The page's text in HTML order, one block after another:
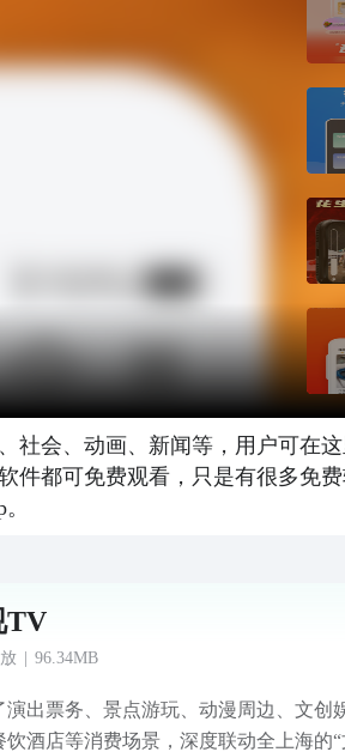
社会、动画、新闻等，用户可在
件都可免费观看，只是有很多免
TV
96.34MB
演出票务、景点游玩、动漫周边、文创
饮酒店等消费场景，深度联动全上海的“